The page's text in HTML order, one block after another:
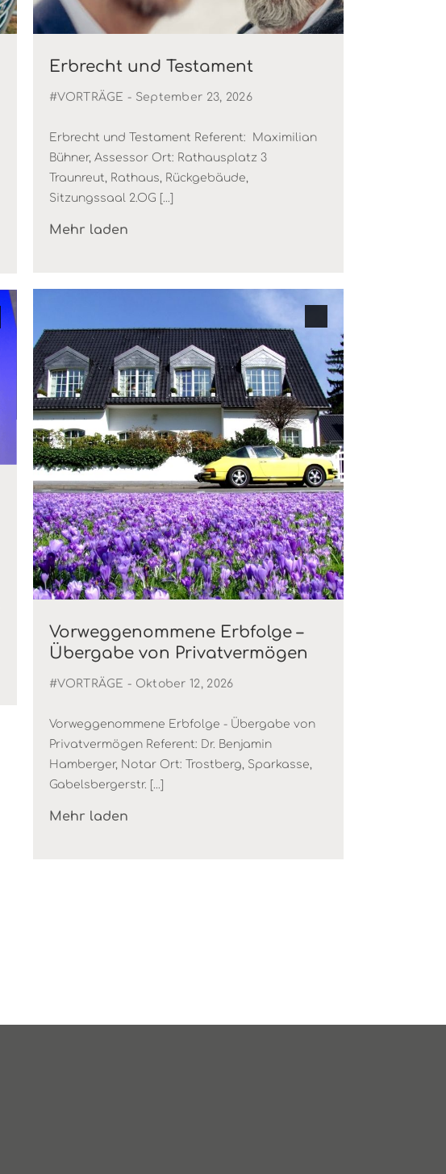
Erbrecht und Testament
#VORTRÄGE - September 23, 2026
Erbrecht und Testament Referent: Maximilian
Bühner, Assessor Ort: Rathausplatz 3
Traunreut, Rathaus, Rückgebäude,
Sitzungssaal 2.OG [...]
Mehr laden
Vorweggenommene Erbfolge –
Übergabe von Privatvermögen
#VORTRÄGE - Oktober 12, 2026
Vorweggenommene Erbfolge - Übergabe von
Privatvermögen Referent: Dr. Benjamin
Hamberger, Notar Ort: Trostberg, Sparkasse,
Gabelsbergerstr. [...]
Mehr laden